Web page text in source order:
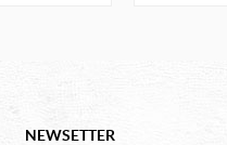
NEWSETTER